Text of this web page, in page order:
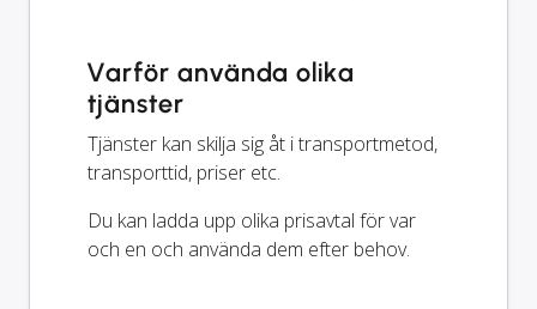
Varför använda olika
tjänster
Tjänster kan skilja sig åt i transportmetod,
transporttid, priser etc.
Du kan ladda upp olika prisavtal för var
och en och använda dem efter behov.